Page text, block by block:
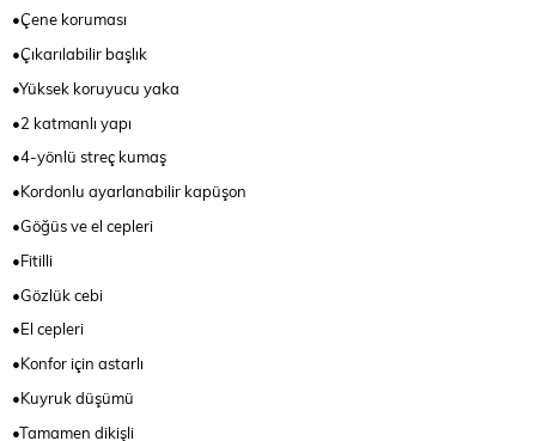
•Çene koruması
•Çıkarılabilir başlık
•Yüksek koruyucu yaka
•2 katmanlı yapı
•4-yönlü streç kumaş
•Kordonlu ayarlanabilir kapüşon
•Göğüs ve el cepleri
•Fitilli
•Gözlük cebi
•El cepleri
•Konfor için astarlı
•Kuyruk düşümü
•Tamamen dikişli